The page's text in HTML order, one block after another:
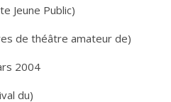
Jeune Public)
de théâtre amateur de)
2004
du)